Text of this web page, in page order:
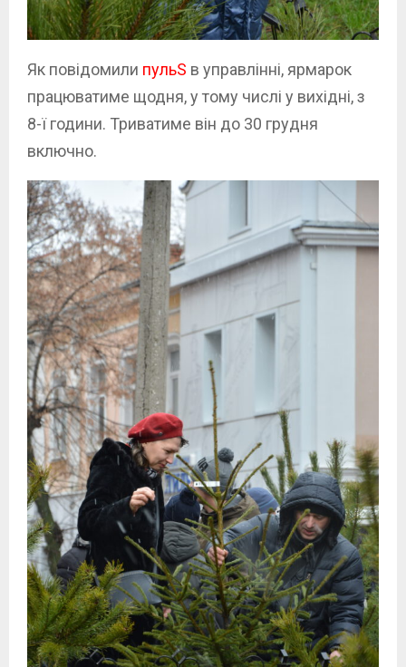
Як повідомили пульS в управлінні, ярмарок
працюватиме щодня, у тому числі у вихідні, з
8-ї години. Триватиме він до 30 грудня
включно.